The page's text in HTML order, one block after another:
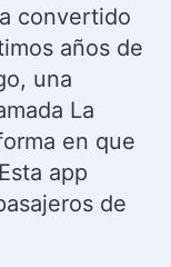
convertido
años de
una
La
en que
app
de